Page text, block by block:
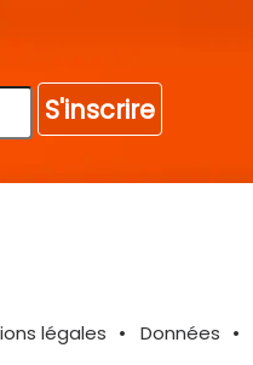
S'inscrire
légales Données